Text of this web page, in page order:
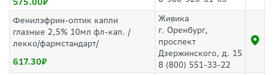
Фенилэфрин-оптик капли
глазные 2,5% 10мл фл-кап. /
лекко/фармстандарт/
617.30
Живика
г. Оренбург,
проспект
Дзержинского, д. 15
8 (800) 551-33-22